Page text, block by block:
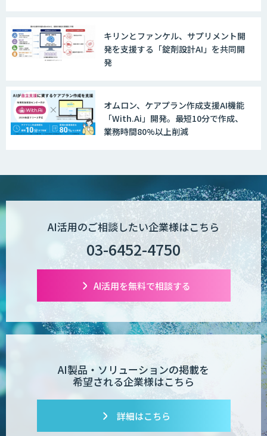
キリンとファンケル、サプリメント開
発を支援する「錠剤設計AI」を共同開
発
オムロン、ケアプラン作成支援AI機能
「With.Ai」開発。最短10分で作成、
業務時間80%以上削減
AI活用のご相談したい企業様はこちら
03-6452-4750
AI活用を無料で相談する
AI製品・ソリューションの掲載を
希望される企業様はこちら
詳細はこちら